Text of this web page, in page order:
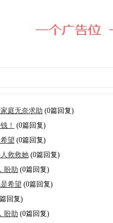
庭无奈求助 (0篇回复)
！ (0篇回复)
望 (0篇回复)
救救她(0篇回复)
盼助 (0篇回复)
希望 (0篇回复)
回复)
盼助 (0篇回复)